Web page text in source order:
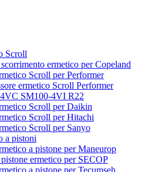
Scroll
ermetico per Copeland
Scroll per Performer
ermetico Scroll Performer
SM100-4VI R22
Scroll per Daikin
Scroll per Hitachi
Scroll per Sanyo
a pistoni
a pistone per Maneurop
ermetico per SECOP
a pistone per Tecumseh